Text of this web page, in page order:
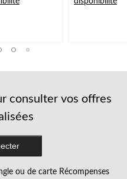
5.
consulter vos offres
ou de carte Récompenses